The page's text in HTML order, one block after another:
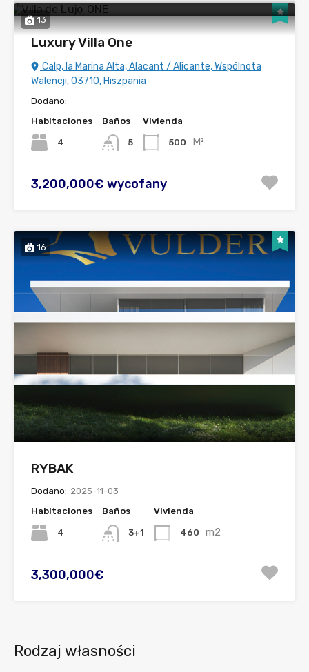
13
Luxury Villa One
Calp, la Marina Alta, Alacant / Alicante, Wspólnota
Walencji, 03710, Hiszpania
Dodano:
Habitaciones
4
Baños
5
Vivienda
500 M²
3,200,000€ wycofany
16
RYBAK
Dodano: 2025-11-03
Habitaciones
4
Baños
3+1
Vivienda
460 m2
3,300,000€
Rodzaj własności